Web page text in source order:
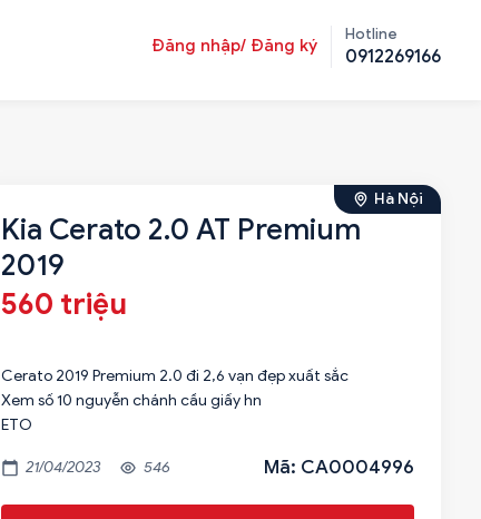
Đăng nhập/ Đăng ký
Hotline
0912269166
Hà Nội
Kia Cerato 2.0 AT Premium
2019
560 triệu
Cerato 2019 Premium 2.0 đi 2,6 vạn đẹp xuất sắc
Xem số 10 nguyễn chánh cầu giấy hn
ETO
21/04/2023 546 Mã: CA0004996